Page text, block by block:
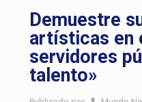
Demuestre
artísticas en
servidores
talento»